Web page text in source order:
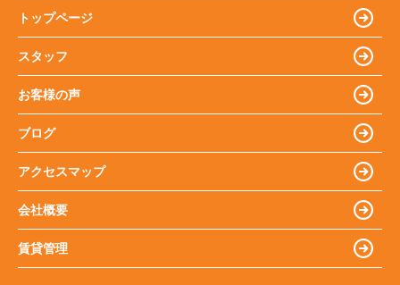
トップページ
スタッフ
お客様の声
ブログ
アクセスマップ
会社概要
賃貸管理